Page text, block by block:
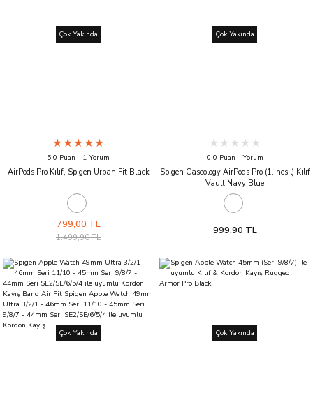
Çok Yakında
5.0 Puan - 1 Yorum
AirPods Pro Kılıf, Spigen Urban Fit Black
799,00 TL
1.499,90 TL
Çok Yakında
0.0 Puan - Yorum
Spigen Caseology AirPods Pro (1. nesil) Kılıf
Vault Navy Blue
999,90 TL
Çok Yakında Çok Yakında